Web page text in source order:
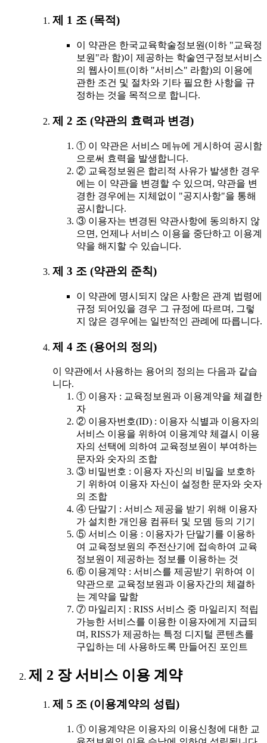
제 1 조 (목적)
이 약관은 한국교육학술정보원(이하 "교육정
보원"라 함)이 제공하는 학술연구정보서비스
의 웹사이트(이하 "서비스" 라함)의 이용에
관한 조건 및 절차와 기타 필요한 사항을 규
정하는 것을 목적으로 합니다.
제 2 조 (약관의 효력과 변경)
① 이 약관은 서비스 메뉴에 게시하여 공시함
으로써 효력을 발생합니다.
② 교육정보원은 합리적 사유가 발생한 경우
에는 이 약관을 변경할 수 있으며, 약관을 변
경한 경우에는 지체없이 "공지사항"을 통해
공시합니다.
③ 이용자는 변경된 약관사항에 동의하지 않
으면, 언제나 서비스 이용을 중단하고 이용계
약을 해지할 수 있습니다.
제 3 조 (약관외 준칙)
이 약관에 명시되지 않은 사항은 관계 법령에
규정 되어있을 경우 그 규정에 따르며, 그렇
지 않은 경우에는 일반적인 관례에 따릅니다.
제 4 조 (용어의 정의)
이 약관에서 사용하는 용어의 정의는 다음과 같습
니다.
① 이용자 : 교육정보원과 이용계약을 체결한
자
② 이용자번호(ID) : 이용자 식별과 이용자의
서비스 이용을 위하여 이용계약 체결시 이용
자의 선택에 의하여 교육정보원이 부여하는
문자와 숫자의 조합
③ 비밀번호 : 이용자 자신의 비밀을 보호하
기 위하여 이용자 자신이 설정한 문자와 숫자
의 조합
④ 단말기 : 서비스 제공을 받기 위해 이용자
가 설치한 개인용 컴퓨터 및 모뎀 등의 기기
⑤ 서비스 이용 : 이용자가 단말기를 이용하
여 교육정보원의 주전산기에 접속하여 교육
정보원이 제공하는 정보를 이용하는 것
⑥ 이용계약 : 서비스를 제공받기 위하여 이
약관으로 교육정보원과 이용자간의 체결하
는 계약을 말함
⑦ 마일리지 : RISS 서비스 중 마일리지 적립
가능한 서비스를 이용한 이용자에게 지급되
며, RISS가 제공하는 특정 디지털 콘텐츠를
구입하는 데 사용하도록 만들어진 포인트
제 2 장 서비스 이용 계약
제 5 조 (이용계약의 성립)
① 이용계약은 이용자의 이용신청에 대한 교